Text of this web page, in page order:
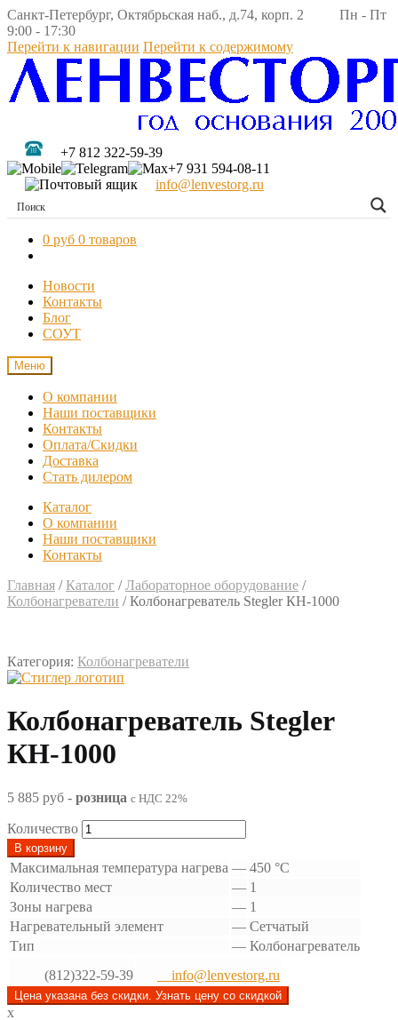
Санкт-Петербург, Октябрьская наб., д.74, корп. 2 Пн - Пт
9:00 - 17:30
Перейти к навигации Перейти к содержимому
+7 812 322-59-39
+7 931 594-08-11
info@lenvestorg.ru
0 руб 0 товаров
Новости
Контакты
Блог
СОУТ
Меню
О компании
Наши поставщики
Контакты
Оплата/Скидки
Доставка
Стать дилером
Каталог
О компании
Наши поставщики
Контакты
Главная / Каталог /Лабораторное оборудование /
Колбонагреватели /Колбонагреватель Stegler КН-1000
Категория: Колбонагреватели
Колбонагреватель Stegler
КН-1000
5 885 руб - розница с НДС 22%
Количество
В корзину
Максимальная температура нагрева — 450 °С
Количество мест
— 1
Зоны нагрева
— 1
Нагревательный элемент
— Сетчатый
Тип
— Колбонагреватель
(812)322-59-39
info@lenvestorg.ru
Цена указана без скидки. Узнать цену со скидкой
x